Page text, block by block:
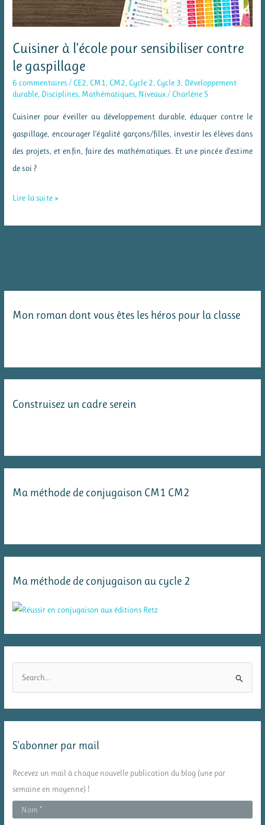
Cuisiner à l’école pour sensibiliser contre
le gaspillage
6 commentaires/ CE2, CM1, CM2, Cycle 2, Cycle 3, Développement
durable, Disciplines, Mathématiques, Niveaux/ Charlène S
Cuisiner pour éveiller au développement durable, éduquer contre le
gaspillage, encourager l’égalité garçons/filles, investir les élèves dans
des projets, et enfin, faire des mathématiques. Et une pincée d’estime
de soi ?
Cuisiner
gaspillage
Lire la suite »
Mon roman dont vous êtes les héros pour la classe
Construisez un cadre serein
Ma méthode de conjugaison CM1 CM2
Ma méthode de conjugaison au cycle 2
rS’abonner par mail
Recevez un mail à chaque nouvelle publication du blog (une par
semaine en moyenne) !